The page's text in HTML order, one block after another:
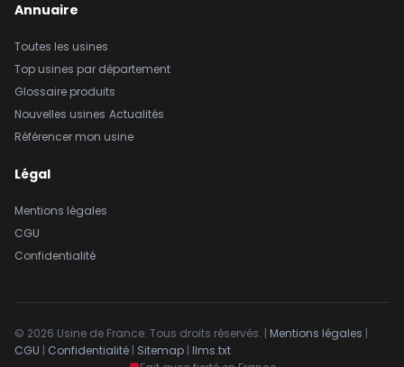
Annuaire
Toutes les usines
Top usines par département
Glossaire produits
Nouvelles usines Actualités
Référencer mon usine
Légal
Mentions légales
CGU
Confidentialité
© 2026 Usine de France. Tous droits réservés. | Mentions légales |
CGU | Confidentialité | Sitemap | llms.txt